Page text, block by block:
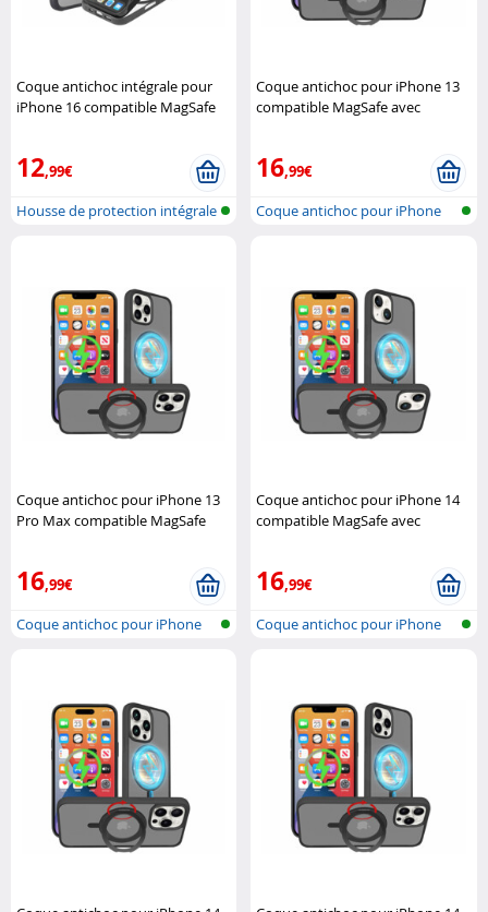
Coque antichoc intégrale pour
iPhone 16 compatible MagSafe
12,99€
Housse de protection intégrale
Coque antichoc pour iPhone 13
compatible MagSafe avec
16,99€
Coque antichoc pour iPhone
Coque antichoc pour iPhone 13
Pro Max compatible MagSafe
16,99€
Coque antichoc pour iPhone
Coque antichoc pour iPhone 14
compatible MagSafe avec
16,99€
Coque antichoc pour iPhone